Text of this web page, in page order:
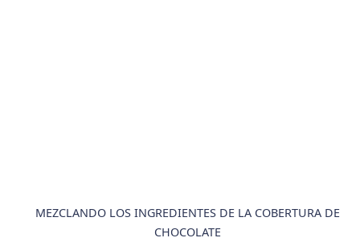
MEZCLANDO LOS INGREDIENTES DE LA COBERTURA DE
CHOCOLATE